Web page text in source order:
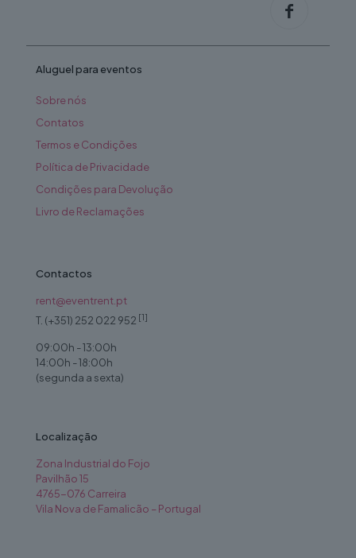
Aluguel para eventos
Sobre nós
Contatos
Termos e Condições
Política de Privacidade
Condições para Devolução
Livro de Reclamações
Contactos
rent@eventrent.pt
T. (+351) 252 022 952 [1]
09:00h - 13:00h
14:00h - 18:00h
(segunda a sexta)
Localização
Zona Industrial do Fojo
Pavilhão 15
4765-076 Carreira
Vila Nova de Famalicão – Portugal